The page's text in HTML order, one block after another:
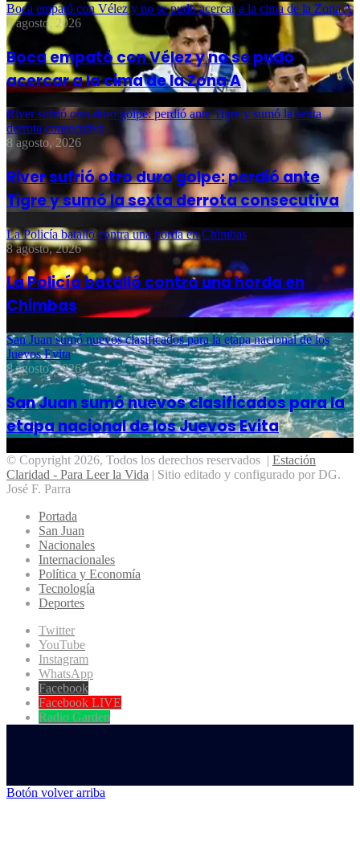
Boca empató con Vélez y no se pudo acercar a la cima de la Zona A
8 agosto, 2026
Boca empató con Vélez y no se pudo
acercar a la cima de la Zona A
River sufrió otro duro golpe: perdió ante Tigre y sumó la sexta
derrota consecutiva
8 agosto, 2026
River sufrió otro duro golpe: perdió ante
Tigre y sumó la sexta derrota consecutiva
La Policía batalló contra una horda en Chimbas
8 agosto, 2026
La Policía batalló contra una horda en
Chimbas
San Juan sumó nuevos clasificados para la etapa nacional de los
Juevos Evita
8 agosto, 2026
San Juan sumó nuevos clasificados para la
etapa nacional de los Juevos Evita
© Copyright 2026, Todos los derechos reservados | Estación
Claridad - Para Leer la Vida | Sitio editado y configurado por DG.
José F. Parra
Portada
San Juan
Nacionales
Internacionales
Política y Economía
Tecnología
Deportes
Twitter
YouTube
Instagram
WhatsApp
Facebook
Facebook LIVE
Radio Garden
Botón volver arriba